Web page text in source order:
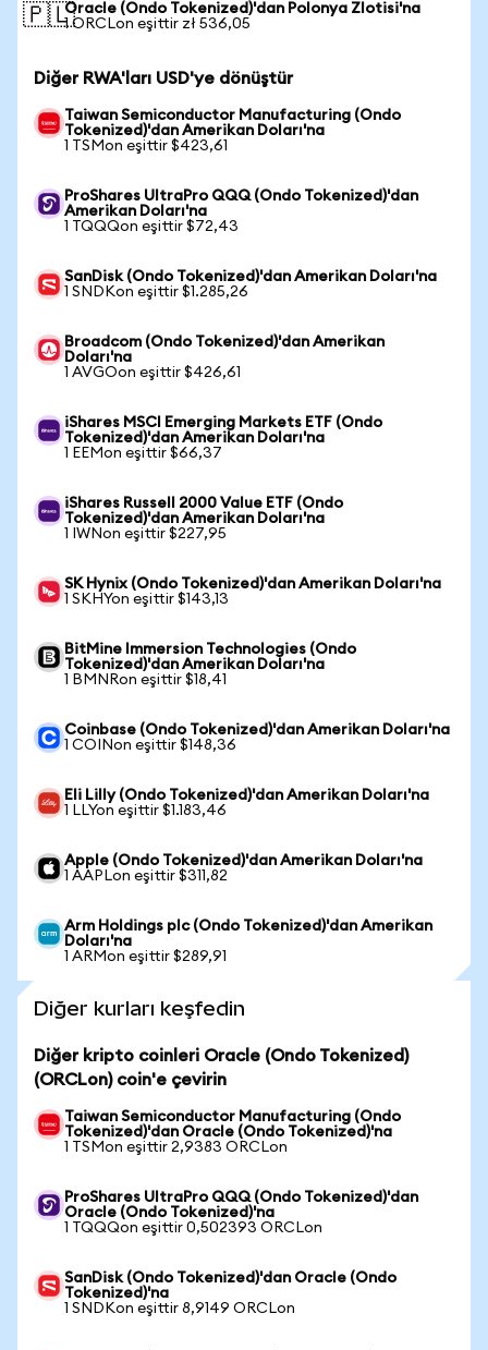
🇵🇱Oracle (Ondo Tokenized)'dan Polonya Zlotisi'na
1 ORCLon eşittir zł 536,05
Diğer RWA'ları USD'ye dönüştür
Taiwan Semiconductor Manufacturing (Ondo
Tokenized)'dan Amerikan Doları'na
1 TSMon eşittir $423,61
ProShares UltraPro QQQ (Ondo Tokenized)'dan
Amerikan Doları'na
1 TQQQon eşittir $72,43
SanDisk (Ondo Tokenized)'dan Amerikan Doları'na
1 SNDKon eşittir $1.285,26
Broadcom (Ondo Tokenized)'dan Amerikan
Doları'na
1 AVGOon eşittir $426,61
iShares MSCI Emerging Markets ETF (Ondo
Tokenized)'dan Amerikan Doları'na
1 EEMon eşittir $66,37
iShares Russell 2000 Value ETF (Ondo
Tokenized)'dan Amerikan Doları'na
1 IWNon eşittir $227,95
SK Hynix (Ondo Tokenized)'dan Amerikan Doları'na
1 SKHYon eşittir $143,13
BitMine Immersion Technologies (Ondo
Tokenized)'dan Amerikan Doları'na
1 BMNRon eşittir $18,41
Coinbase (Ondo Tokenized)'dan Amerikan Doları'na
1 COINon eşittir $148,36
Eli Lilly (Ondo Tokenized)'dan Amerikan Doları'na
1 LLYon eşittir $1.183,46
Apple (Ondo Tokenized)'dan Amerikan Doları'na
1 AAPLon eşittir $311,82
Arm Holdings plc (Ondo Tokenized)'dan Amerikan
Doları'na
1 ARMon eşittir $289,91
Diğer kurları keşfedin
Diğer kripto coinleri Oracle (Ondo Tokenized)
(ORCLon) coin'e çevirin
Taiwan Semiconductor Manufacturing (Ondo
Tokenized)'dan Oracle (Ondo Tokenized)'na
1 TSMon eşittir 2,9383 ORCLon
ProShares UltraPro QQQ (Ondo Tokenized)'dan
Oracle (Ondo Tokenized)'na
1 TQQQon eşittir 0,502393 ORCLon
SanDisk (Ondo Tokenized)'dan Oracle (Ondo
Tokenized)'na
1 SNDKon eşittir 8,9149 ORCLon